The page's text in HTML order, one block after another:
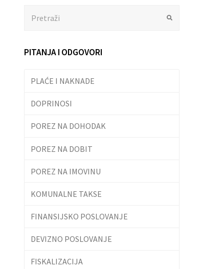
PITANJA I ODGOVORI
PLAĆE I NAKNADE
DOPRINOSI
POREZ NA DOHODAK
POREZ NA DOBIT
POREZ NA IMOVINU
KOMUNALNE TAKSE
FINANSIJSKO POSLOVANJE
DEVIZNO POSLOVANJE
FISKALIZACIJA